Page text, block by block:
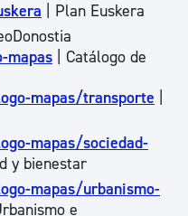
| Plan Euskera
mapas | Catálogo de
mapas/transporte
mapas/sociedad-
y bienestar
mapas/urbanismo-
e